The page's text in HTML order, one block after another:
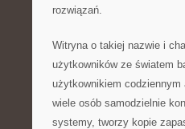
rozwiązań.
Witryna o takiej nazwie i
użytkowników ze światem
użytkownikiem
wiele osób samodzielnie
systemy, tworzy kopie